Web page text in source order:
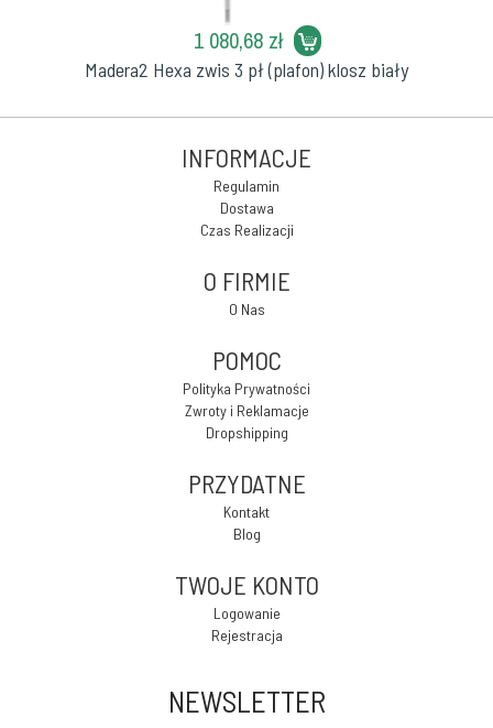
1 080,68 zł
Madera2 Hexa zwis 3 pł (plafon) klosz biały
INFORMACJE
Regulamin
Dostawa
Czas Realizacji
O FIRMIE
O Nas
POMOC
Polityka Prywatności
Zwroty i Reklamacje
Dropshipping
PRZYDATNE
Kontakt
Blog
TWOJE KONTO
Logowanie
Rejestracja
NEWSLETTER